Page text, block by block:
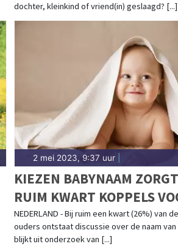
dochter, kleinkind of vriend(in) geslaagd? [...]
2 mei 2023, 9:37 uur|
KIEZEN BABYNAAM
RUIM KWART KOPPELS
DISCUSSIE:
BIJ EEN OP TIEN NIET
NEDERLAND - Bij ruim een kwart (26%) van
ouders ontstaat discussie over de naam van
blijkt uit onderzoek van [...]